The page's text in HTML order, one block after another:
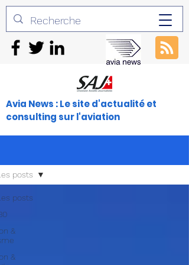
Avia News : Le site d'actualité et
consulting sur l'aviation
posts
&
&
posts